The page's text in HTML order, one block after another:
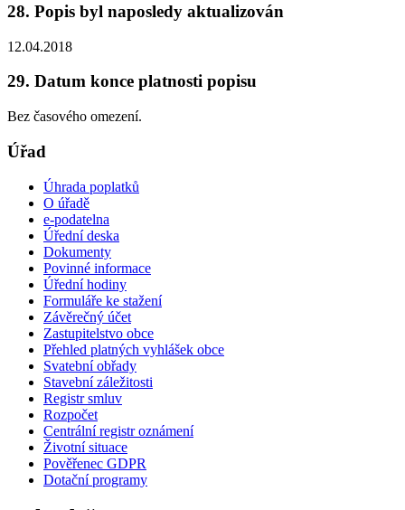
28. Popis byl naposledy aktualizován
12.04.2018
29. Datum konce platnosti popisu
Bez časového omezení.
Úřad
Úhrada poplatků
O úřadě
e-podatelna
Úřední deska
Dokumenty
Povinné informace
Úřední hodiny
Formuláře ke stažení
Závěrečný účet
Zastupitelstvo obce
Přehled platných vyhlášek obce
Svatební obřady
Stavební záležitosti
Registr smluv
Rozpočet
Centrální registr oznámení
Životní situace
Pověřenec GDPR
Dotační programy